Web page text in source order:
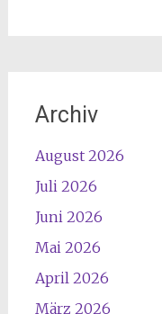
Archiv
August 2026
Juli 2026
Juni 2026
Mai 2026
April 2026
März 2026